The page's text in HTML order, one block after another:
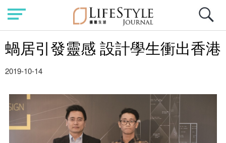
蝸居引發靈感 設計學生衝出香港
2019-10-14